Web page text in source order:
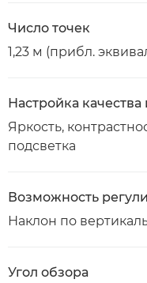
Число точек
1,23 м (прибл.
Настройка
Яркость,
подсветка
Возможность
Наклон по
Угол обзора